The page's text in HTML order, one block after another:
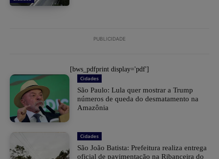
PUBLICIDADE
[bws_pdfprint display='pdf']
Cidades
São Paulo: Lula quer mostrar a Trump
números de queda do desmatamento na
Amazônia
Cidades
São João Batista: Prefeitura realiza entrega
oficial de pavimentação na Ribanceira do